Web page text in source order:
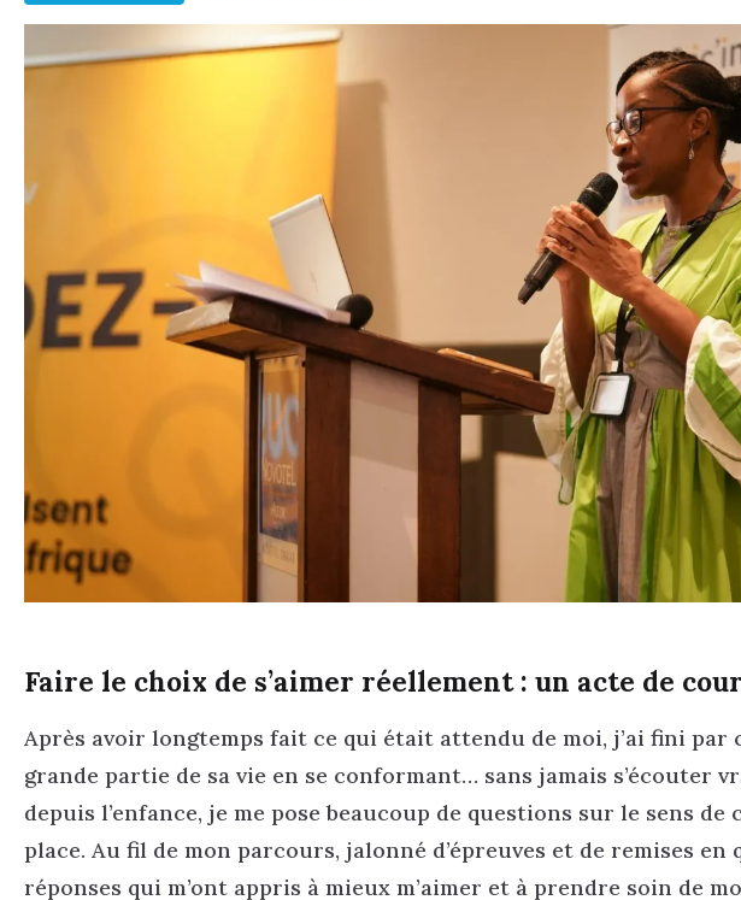
Faire le choix de s’aimer réellement : un acte de
Après avoir longtemps fait ce qui était attendu de moi, j’ai fini par
grande partie de sa vie en se conformant… sans jamais s’écouter
depuis l’enfance, je me pose beaucoup de questions sur le sens
place. Au fil de mon parcours, jalonné d’épreuves et de remises
réponses qui m’ont appris à mieux m’aimer et à prendre soin de